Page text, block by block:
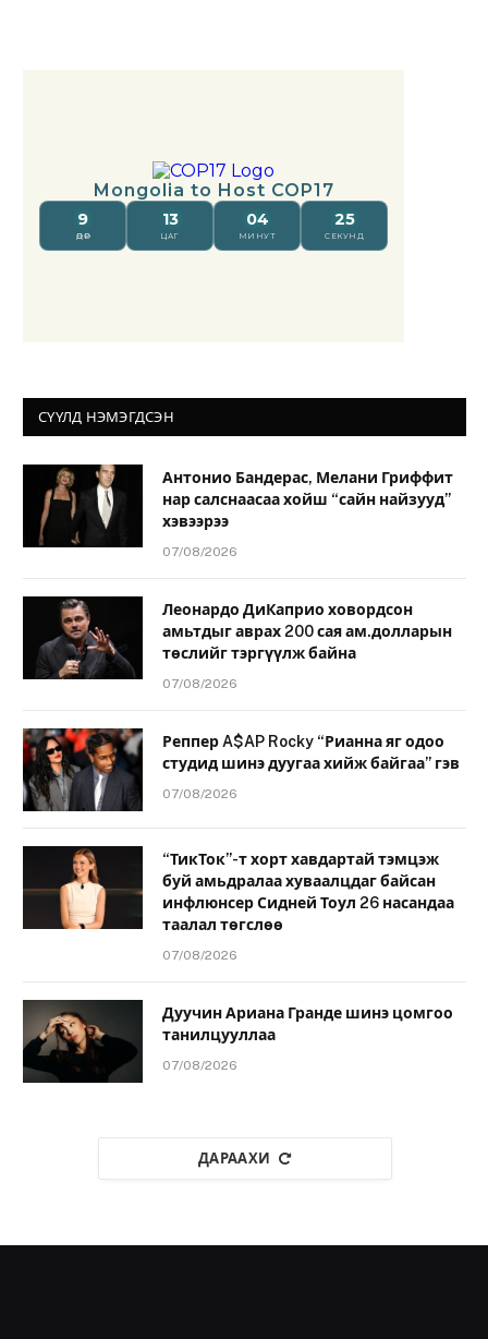
СҮҮЛД НЭМЭГДСЭН
Антонио Бандерас, Мелани Гриффит
нар салснаасаа хойш “сайн найзууд”
хэвээрээ
07/08/2026
Леонардо ДиКаприо ховордсон
амьтдыг аврах 200 сая ам.долларын
төслийг тэргүүлж байна
07/08/2026
Реппер A$AP Rocky “Рианна яг одоо
студид шинэ дуугаа хийж байгаа” гэв
07/08/2026
“ТикТок”-т хорт хавдартай тэмцэж
буй амьдралаа хуваалцдаг байсан
инфлюнсер Сидней Тоул 26 насандаа
таалал төгслөө
07/08/2026
Дуучин Ариана Гранде шинэ цомгоо
танилцууллаа
07/08/2026
ДАРААХИ